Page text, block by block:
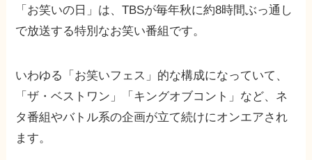
「お笑いの日」は、TBSが毎年秋に約8時間ぶっ通し
で放送する特別なお笑い番組です。
いわゆる「お笑いフェス」的な構成になっていて、
「ザ・ベストワン」「キングオブコント」など、ネ
タ番組やバトル系の企画が立て続けにオンエアされ
ます。